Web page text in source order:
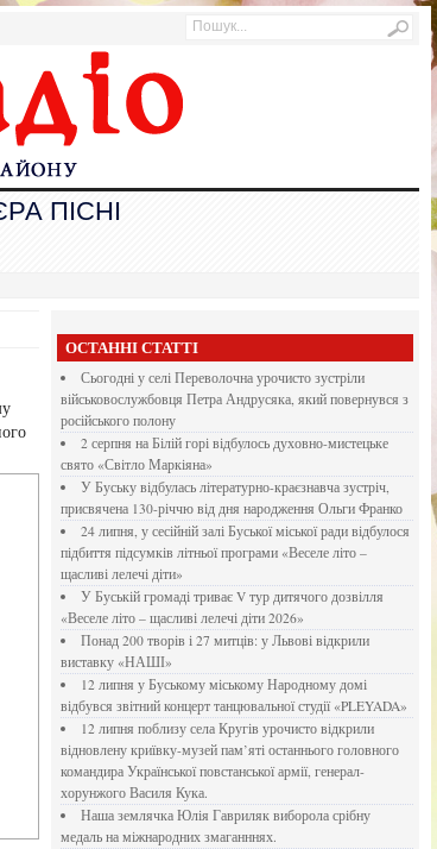
ПІСНІ
ОСТАННІ СТАТТІ
Сьогодні у селі Переволочна урочисто зустріли
військовослужбовця Петра Андрусяка, який повернувся з
російського полону
2 серпня на Білій горі відбулось духовно-мистецьке
свято «Світло Маркіяна»
У Буську відбулась літературно-краєзнавча зустріч,
присвячена 130-річчю від дня народження Ольги Франко
24 липня, у сесійній залі Буської міської ради відбулося
підбиття підсумків літньої програми «Веселе літо –
щасливі лелечі діти»
У Буській громаді триває V тур дитячого дозвілля
«Веселе літо – щасливі лелечі діти 2026»
Понад 200 творів і 27 митців: у Львові відкрили
виставку «НАШІ»
12 липня у Буському міському Народному домі
відбувся звітний концерт танцювальної студії «PLEYADA»
12 липня поблизу села Кругів урочисто відкрили
відновлену криївку-музей пам’яті останнього головного
командира Української повстанської армії, генерал-
хорунжого Василя Кука.
Наша землячка Юлія Гавриляк виборола срібну
медаль на міжнародних змаганннях.